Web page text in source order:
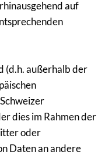
auf
(d.h. außerhalb der
dies im Rahmen der
oder
Daten an andere